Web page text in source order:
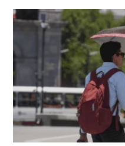
de
lluvias
y
cálido
con
cielo
en
CDMX